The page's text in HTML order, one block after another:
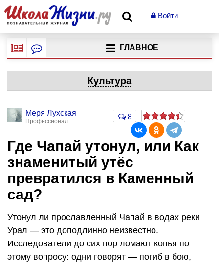
Войти
ГЛАВНОЕ
Культура
Меря Лухская
Профессионал
8
Где Чапай утонул, или Как
знаменитый утёс
превратился в Каменный
сад?
Утонул ли прославленный Чапай в водах реки
Урал — это доподлинно неизвестно.
Исследователи до сих пор ломают копья по
этому вопросу: одни говорят — погиб в бою,